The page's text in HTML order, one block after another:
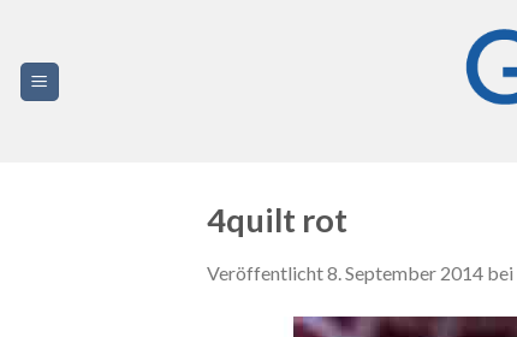
springen
4quilt rot
Veröffentlicht8. September 2014 bei